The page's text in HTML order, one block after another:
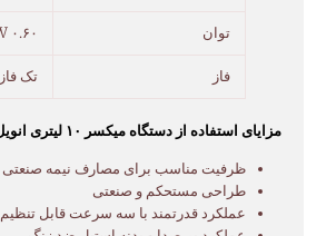
توان ۰.۶۰ KW
فاز تک فاز
مزایای استفاده از دستگاه میکسر ۱۰ لیتری انویل:
ظرفیت مناسب برای مصارف نیمه صنعتی
طراحی مستحکم و صنعتی
عملکرد قدرتمند با سه سرعت قابل تنظیم